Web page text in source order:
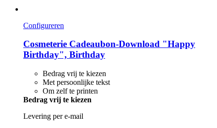
Configureren
Cosmeterie Cadeaubon-​Download "Happy
Birthday", Birthday
Bedrag vrij te kiezen
Met persoonlijke tekst
Om zelf te printen
Bedrag vrij te kiezen
Levering per e-mail